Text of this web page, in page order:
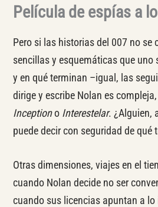
Película de espías a
Pero si las historias del 007 no se
sencillas y esquemáticas que uno
y en qué terminan –igual, las
dirige y escribe Nolan es
Inceptiono Interestelar. ¿Alguien,
puede decir con seguridad de qué
Otras dimensiones, viajes en el
cuando Nolan decide no ser
cuando sus licencias apuntan a